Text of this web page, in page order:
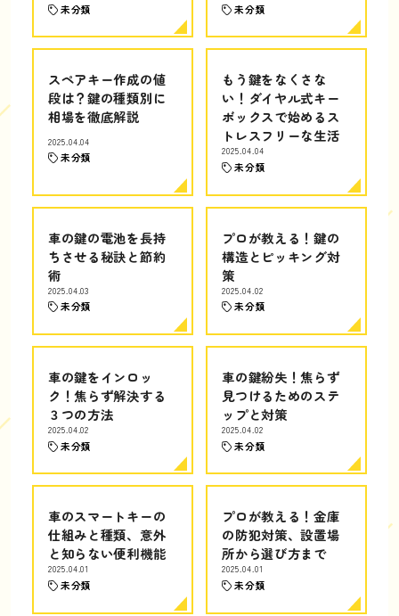
未分類 未分類
スペアキー作成の値
段は？鍵の種類別に
相場を徹底解説
2025.04.04
未分類
もう鍵をなくさな
い！ダイヤル式キー
ボックスで始めるス
トレスフリーな生活
2025.04.04
未分類
車の鍵の電池を長持
ちさせる秘訣と節約
術
2025.04.03
未分類
プロが教える！鍵の
構造とピッキング対
策
2025.04.02
未分類
車の鍵をインロッ
ク！焦らず解決する
３つの方法
2025.04.02
未分類
車の鍵紛失！焦らず
見つけるためのステ
ップと対策
2025.04.02
未分類
車のスマートキーの
仕組みと種類、意外
と知らない便利機能
2025.04.01
未分類
プロが教える！金庫
の防犯対策、設置場
所から選び方まで
2025.04.01
未分類